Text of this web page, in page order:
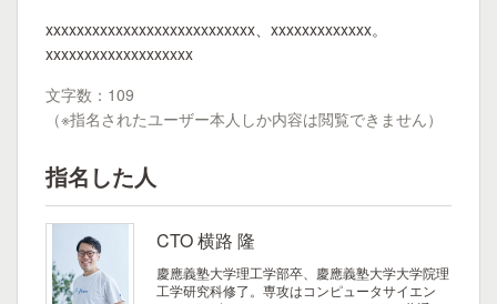
xxxxxxxxxxxxxxxxxxxxxxxxxxx、xxxxxxxxxxxxx。
xxxxxxxxxxxxxxxxxxx
文字数：109
（※指名されたユーザー本人しか内容は閲覧できません）
指名した人
CTO 横路 隆
慶應義塾大学理工学部卒、慶應義塾大学大学院理
工学研究科修了。専攻はコンピュータサイエン